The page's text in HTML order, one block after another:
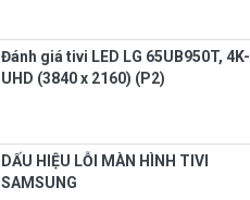
Đánh giá tivi LED LG 65UB950T, 4K-
UHD (3840 x 2160) (P2)
DẤU HIỆU LỖI MÀN HÌNH TIVI
SAMSUNG